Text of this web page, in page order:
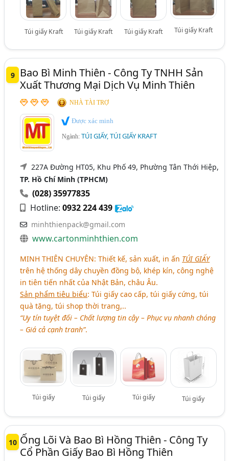
Túi giấy Kraft Túi giấy Kraft Túi giấy Kraft Túi giấy Kraft
9
Bao Bì Minh Thiên - Công Ty TNHH Sản
Xuất Thương Mại Dịch Vụ Minh Thiên
NHÀ TÀI TRỢ
Được xác minh
Ngành:TÚI GIẤY, TÚI GIẤY KRAFT
227A Đường HT05, Khu Phố 49, Phường Tân Thới Hiệp,
TP. Hồ Chí Minh (TPHCM)
(028) 35977835
Hotline:0932 224 439
minhthienpack@gmail.com
www.cartonminhthien.com
MINH THIÊN CHUYÊN: Thiết kế, sản xuất, in ấn TÚI GIẤY
trên hệ thống dây chuyền đồng bộ, khép kín, công nghệ
in tiên tiến nhất của Nhật Bản, châu Âu.
Sản phẩm tiêu biểu: Túi giấy cao cấp, túi giấy cứng, túi
quà tặng, túi shop thời trang,..
“Uy tín tuyệt đối – Chất lượng tin cậy – Phục vụ nhanh chóng
– Giá cả cạnh tranh”.
Túi giấy Túi giấy Túi giấy Túi giấy
10 Ống Lõi Và Bao Bì Hồng Thiên - Công Ty
Cổ Phần Giấy Bao Bì Hồng Thiên